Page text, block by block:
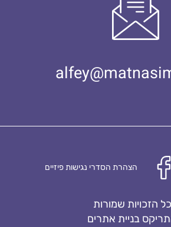
הצהרת הסדרי נגישות פיזיים
כל הזכויות שמורות
בניית אתרים